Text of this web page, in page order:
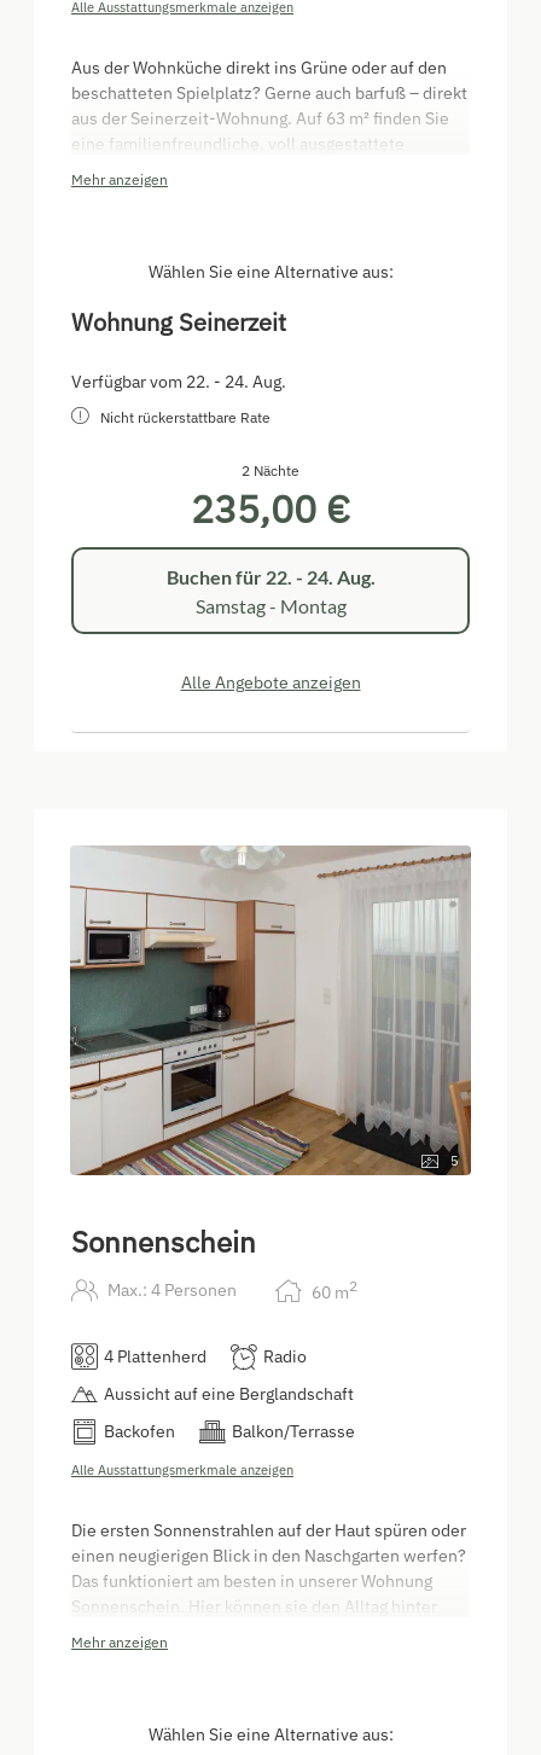
Alle Ausstattungsmerkmale anzeigen
Aus der Wohnküche direkt ins Grüne oder auf den
beschatteten Spielplatz? Gerne auch barfuß – direkt
aus der Seinerzeit-Wohnung. Auf 63 m² finden Sie
eine familienfreundliche, voll ausgestattete
Ferienwohnung mit Balkon und Terrasse. Große
Wohnküche, zwei getrennte Schlafzimmer, Bad und
Mehr anzeigen
Wählen Sie eine Alternative aus:
Wohnung Seinerzeit
Verfügbar vom 22. - 24. Aug.
Nicht rückerstattbare Rate
2 Nächte
235,00 €
Buchen für 22. - 24. Aug.
Samstag - Montag
Alle Angebote anzeigen
5
Sonnenschein
Max.: 4 Personen 60 m2
4 Plattenherd
Radio
Aussicht auf eine Berglandschaft
Backofen
Balkon/Terrasse
Alle Ausstattungsmerkmale anzeigen
Die ersten Sonnenstrahlen auf der Haut spüren oder
einen neugierigen Blick in den Naschgarten werfen?
Das funktioniert am besten in unserer Wohnung
Sonnenschein. Hier können sie den Alltag hinter
sich lassen. Genießen Sie wunderbare Fernsicht,
der Ausblick bringt Sonne in Ihre Seele. 60 m² - 2
Mehr anzeigen
Wählen Sie eine Alternative aus: